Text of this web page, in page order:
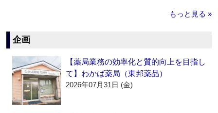
もっと見る »
企画
【薬局業務の効率化と質的向上を目指し
て】わかば薬局（東邦薬品）
2026年07月31日 (金)